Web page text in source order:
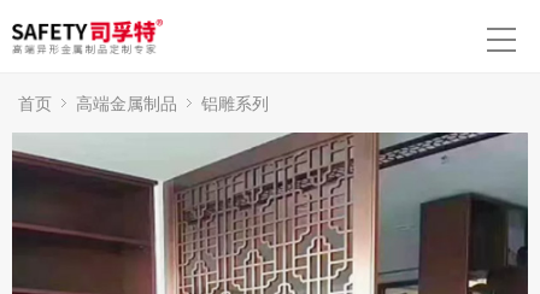
首页 高端金属制品 铝雕系列